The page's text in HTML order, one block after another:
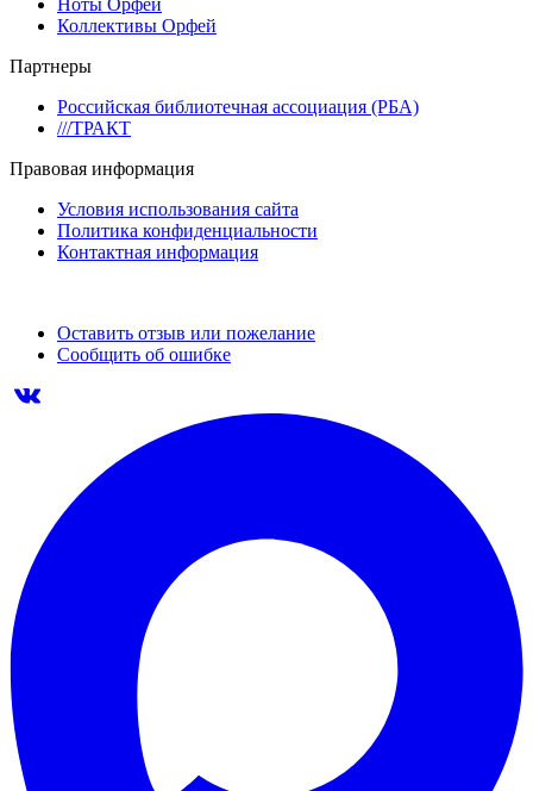
Ноты Орфей
Коллективы Орфей
Партнеры
Российская библиотечная ассоциация (РБА)
///ТРАКТ
Правовая информация
Условия использования сайта
Политика конфиденциальности
Контактная информация
Оставить отзыв или пожелание
Сообщить об ошибке